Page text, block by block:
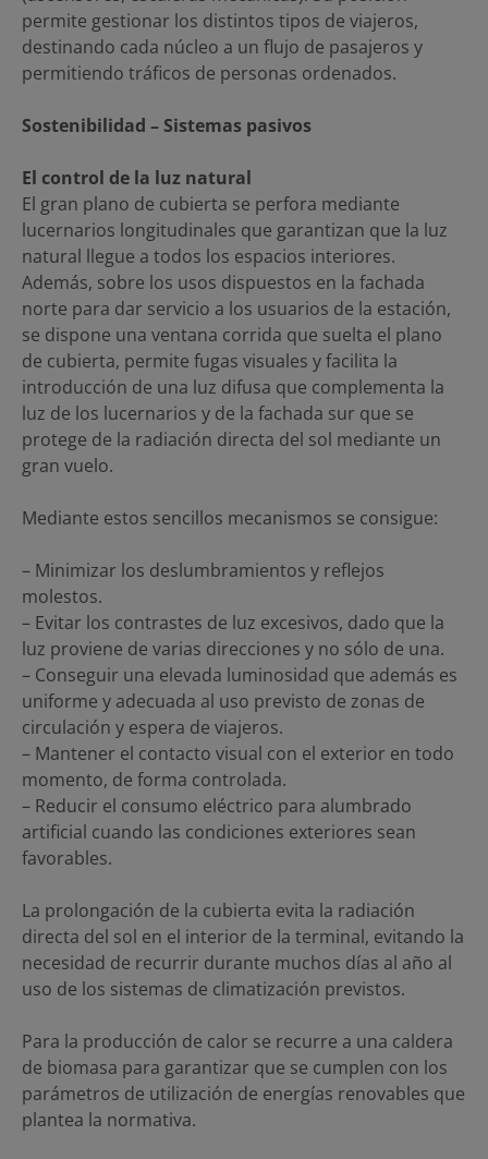
permite gestionar los distintos tipos de viajeros,
destinando cada núcleo a un flujo de pasajeros y
permitiendo tráficos de personas ordenados.
Sostenibilidad – Sistemas pasivos
El control de la luz natural
El gran plano de cubierta se perfora mediante
lucernarios longitudinales que garantizan que la luz
natural llegue a todos los espacios interiores.
Además, sobre los usos dispuestos en la fachada
norte para dar servicio a los usuarios de la estación,
se dispone una ventana corrida que suelta el plano
de cubierta, permite fugas visuales y facilita la
introducción de una luz difusa que complementa la
luz de los lucernarios y de la fachada sur que se
protege de la radiación directa del sol mediante un
gran vuelo.
Mediante estos sencillos mecanismos se consigue:
– Minimizar los deslumbramientos y reflejos
molestos.
– Evitar los contrastes de luz excesivos, dado que la
luz proviene de varias direcciones y no sólo de una.
– Conseguir una elevada luminosidad que además es
uniforme y adecuada al uso previsto de zonas de
circulación y espera de viajeros.
– Mantener el contacto visual con el exterior en todo
momento, de forma controlada.
– Reducir el consumo eléctrico para alumbrado
artificial cuando las condiciones exteriores sean
favorables.
La prolongación de la cubierta evita la radiación
directa del sol en el interior de la terminal, evitando la
necesidad de recurrir durante muchos días al año al
uso de los sistemas de climatización previstos.
Para la producción de calor se recurre a una caldera
de biomasa para garantizar que se cumplen con los
parámetros de utilización de energías renovables que
plantea la normativa.